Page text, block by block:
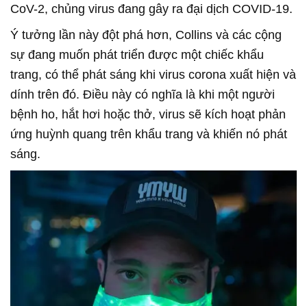
CoV-2, chủng virus đang gây ra đại dịch COVID-19.
Ý tưởng lần này đột phá hơn, Collins và các cộng
sự đang muốn phát triển được một chiếc khẩu
trang, có thể phát sáng khi virus corona xuất hiện và
dính trên đó. Điều này có nghĩa là khi một người
bệnh ho, hắt hơi hoặc thở, virus sẽ kích hoạt phản
ứng huỳnh quang trên khẩu trang và khiến nó phát
sáng.